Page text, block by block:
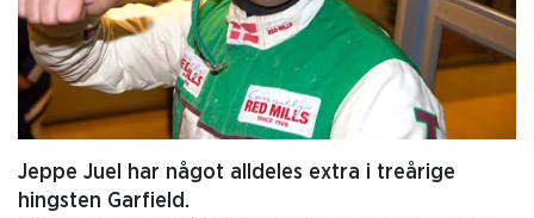
Jeppe Juel har något alldeles extra i treårige
hingsten Garfield.